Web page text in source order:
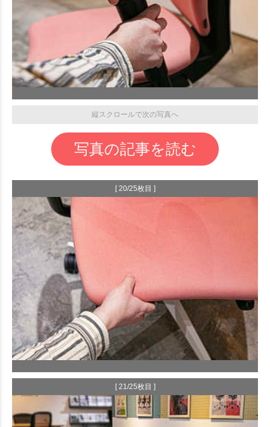
縦スクロールで次の写真へ
写真の記事を読む
[ 20/25枚目 ]
[ 21/25枚目 ]